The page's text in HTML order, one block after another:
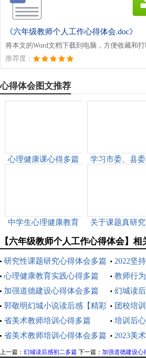
《六年级教师个人工作心得体会.doc》
将本文的Word文档下载到电脑，方便收藏和打
推荐度：
心得体会图文推荐
心理健康课心得多篇
学习市委、县
中学生心理健康教育
关于课题真研
【六年级教师个人工作心得体会】相
研究性课题研究心得体会多篇
2022坚
得体会
心理健康教育实践心得多篇
教师行
德师风学
加强道德建设心得体会多篇
幻城读
郭敬明幻城小说读后感【精彩
多篇】
团校培
省美术教师培训心得多篇
培训后
省美术教师培训心得体会多篇
2023美
上一篇： 幻城读后感初二多篇 下一篇： 加强道德建设心